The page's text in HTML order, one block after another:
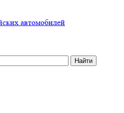
автомобилей